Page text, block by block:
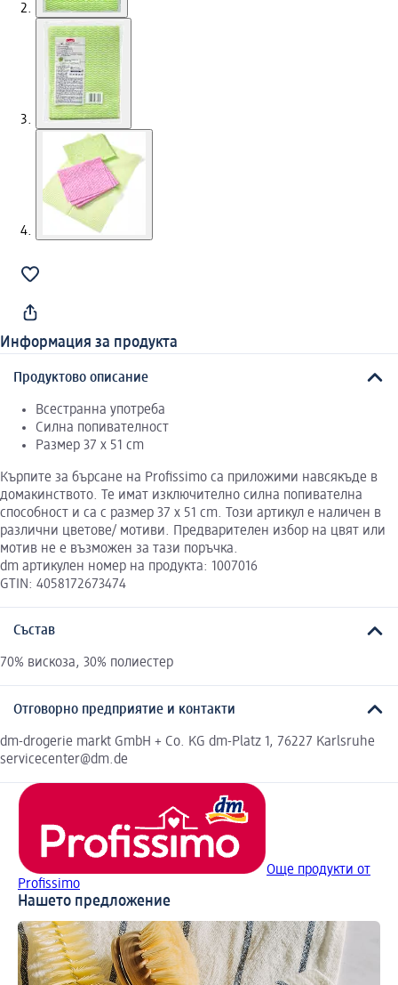
Информация за продукта
Продуктово описание
Всестранна употреба
Силна попивателност
Размер 37 x 51 cm
Кърпите за бърсане на Profissimo са приложими навсякъде в
домакинството. Те имат изключително силна попивателна
способност и са с размер 37 x 51 cm. Този артикул е наличен в
различни цветове/ мотиви. Предварителен избор на цвят или
мотив не е възможен за тази поръчка.
dm артикулен номер на продукта: 1007016
GTIN: 4058172673474
Състав
70% вискоза, 30% полиестер
Отговорно предприятие и контакти
dm-drogerie markt GmbH + Co. KG dm-Platz 1, 76227 Karlsruhe
servicecenter@dm.de
Още продукти от
Profissimo
Нашето предложение